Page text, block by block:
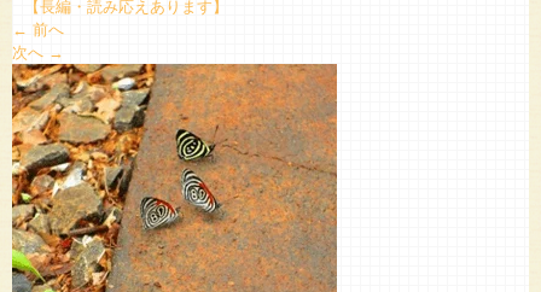
【長編・読み応えあります】
← 前へ
次へ →